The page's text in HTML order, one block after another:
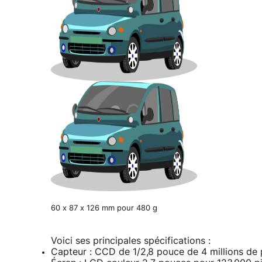
60 x 87 x 126 mm pour 480 g
Voici ses principales spécifications :
Capteur : CCD de 1/2,8 pouce de 4 millions de